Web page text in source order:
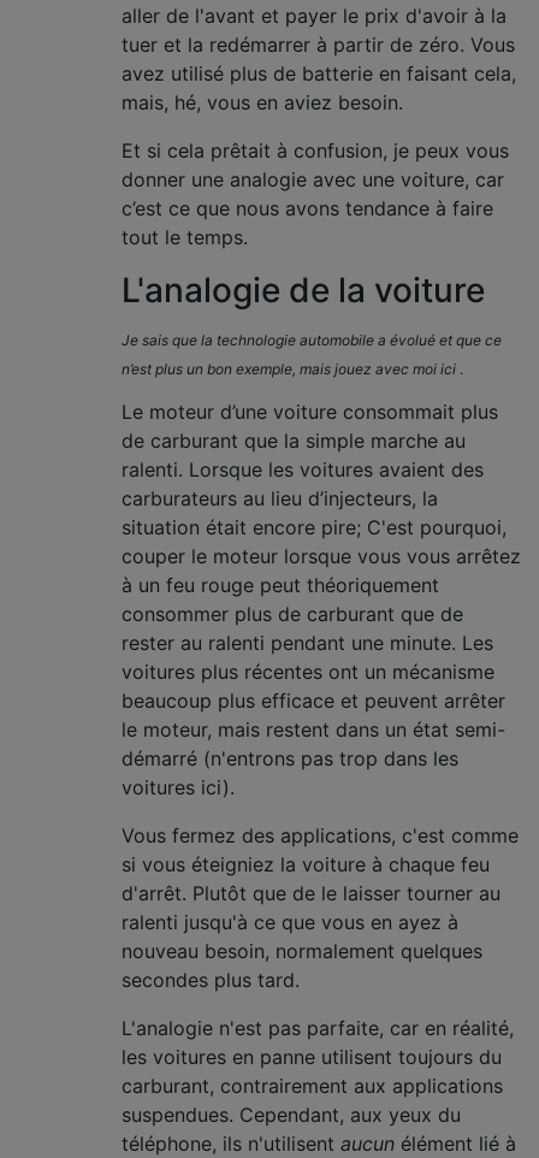
aller de l'avant et payer le prix d'avoir à la
tuer et la redémarrer à partir de zéro. Vous
avez utilisé plus de batterie en faisant cela,
mais, hé, vous en aviez besoin.
Et si cela prêtait à confusion, je peux vous
donner une analogie avec une voiture, car
c’est ce que nous avons tendance à faire
tout le temps.
L'analogie de la voiture
Je sais que la technologie automobile a évolué et que ce
n’est plus un bon exemple, mais jouez avec moi ici .
Le moteur d’une voiture consommait plus
de carburant que la simple marche au
ralenti. Lorsque les voitures avaient des
carburateurs au lieu d’injecteurs, la
situation était encore pire; C'est pourquoi,
couper le moteur lorsque vous vous arrêtez
à un feu rouge peut théoriquement
consommer plus de carburant que de
rester au ralenti pendant une minute. Les
voitures plus récentes ont un mécanisme
beaucoup plus efficace et peuvent arrêter
le moteur, mais restent dans un état semi-
démarré (n'entrons pas trop dans les
voitures ici).
Vous fermez des applications, c'est comme
si vous éteigniez la voiture à chaque feu
d'arrêt. Plutôt que de le laisser tourner au
ralenti jusqu'à ce que vous en ayez à
nouveau besoin, normalement quelques
secondes plus tard.
L'analogie n'est pas parfaite, car en réalité,
les voitures en panne utilisent toujours du
carburant, contrairement aux applications
suspendues. Cependant, aux yeux du
téléphone, ils n'utilisent aucun élément lié à